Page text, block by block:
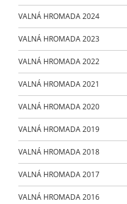
VALNÁ HROMADA 2024
VALNÁ HROMADA 2023
VALNÁ HROMADA 2022
VALNÁ HROMADA 2021
VALNÁ HROMADA 2020
VALNÁ HROMADA 2019
VALNÁ HROMADA 2018
VALNÁ HROMADA 2017
VALNÁ HROMADA 2016